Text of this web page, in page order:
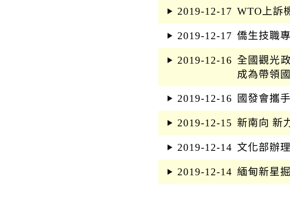
2019-12-17 WTO上訴
2019-12-17 僑生技職
2019-12-16 全國觀光
成為帶領
2019-12-16 國發會攜
2019-12-15 新南向 新
2019-12-14 文化部辦
2019-12-14 緬甸新星